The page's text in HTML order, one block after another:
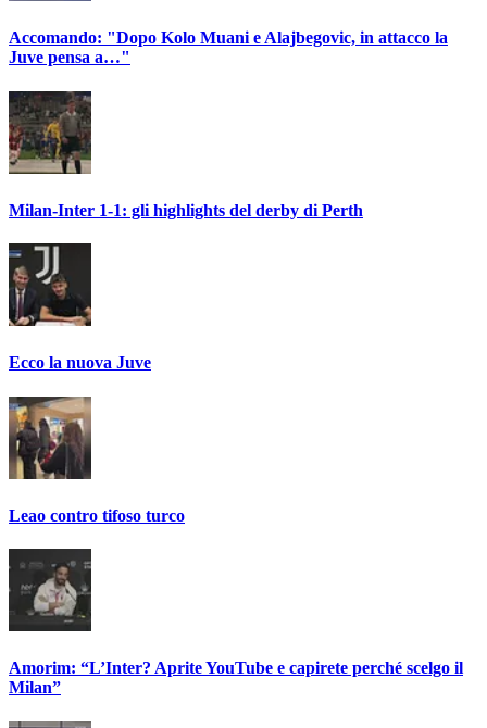
Accomando: "Dopo Kolo Muani e Alajbegovic, in attacco la
Juve pensa a…"
Milan-Inter 1-1: gli highlights del derby di Perth
Ecco la nuova Juve
Leao contro tifoso turco
Amorim: “L’Inter? Aprite YouTube e capirete perché scelgo il
Milan”